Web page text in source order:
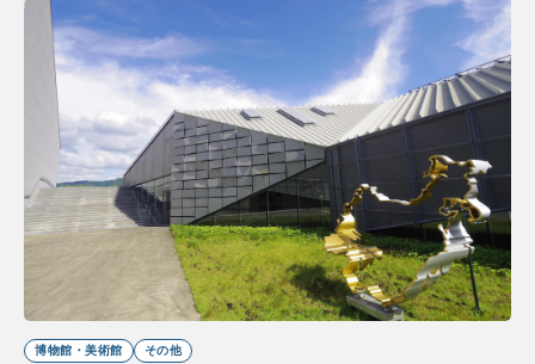
博物館・美術館 その他